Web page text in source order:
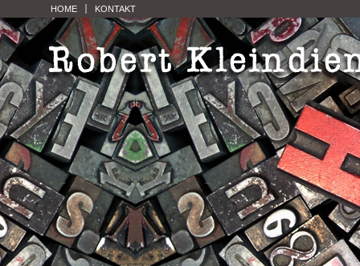
HOME KONTAKT